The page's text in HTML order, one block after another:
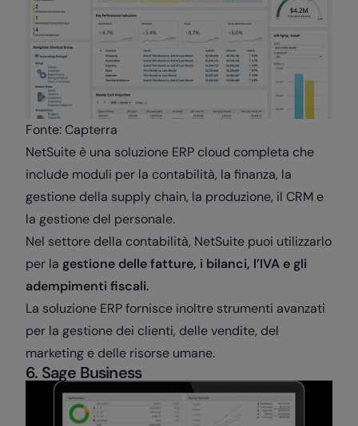
Fonte: Capterra
NetSuite è una soluzione ERP cloud completa che
include moduli per la contabilità, la finanza, la
gestione della supply chain, la produzione, il CRM e
la gestione del personale.
Nel settore della contabilità, NetSuite puoi utilizzarlo
per la gestione delle fatture, i bilanci, l’IVA e gli
adempimenti fiscali.
La soluzione ERP fornisce inoltre strumenti avanzati
per la gestione dei clienti, delle vendite, del
marketing e delle risorse umane.
6. Sage Business